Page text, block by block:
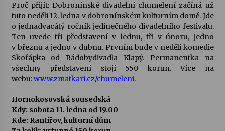
Proč přijít: Dobronínské divadelní chumelení začíná už
tuto neděli 12. ledna v dobronínském kulturním domě. Jde
o jednadvacátý ročník jedinečného divadelního festivalu.
Ten uvede tři představení v lednu, tři v únoru, jedno
v březnu a jedno v dubnu. Prvním bude v neděli komedie
Skořápka od Rádobydivadla Klapý. Permanentka na
všechny představení stojí 550 korun. Více na
webu:www.zmatkari.cz/chumeleni.
Hornokosovská sousedská
Kdy: sobota 11. ledna od 19.00
Kde: Rantířov, kulturní dům